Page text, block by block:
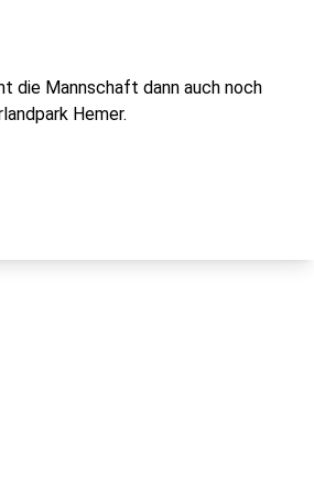
die Mannschaft dann auch noch
Hemer.